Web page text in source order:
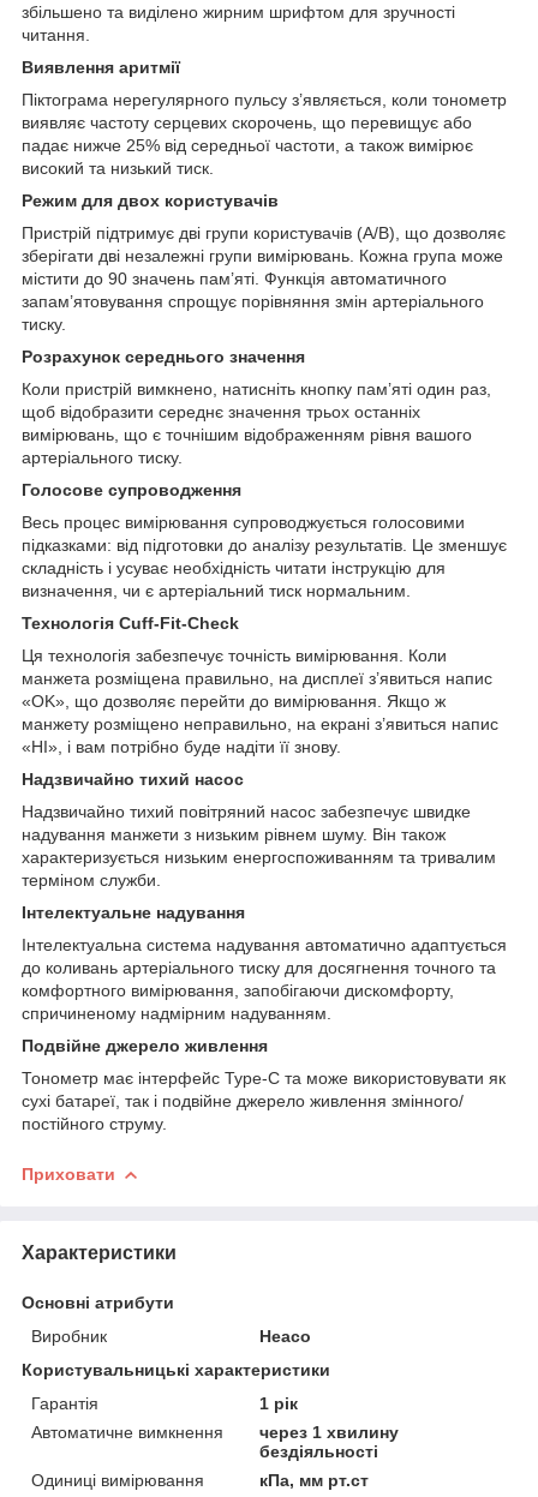
збільшено та виділено жирним шрифтом для зручності
читання.
Виявлення аритмії
Піктограма нерегулярного пульсу з’являється, коли тонометр
виявляє частоту серцевих скорочень, що перевищує або
падає нижче 25% від середньої частоти, а також вимірює
високий та низький тиск.
Режим для двох користувачів
Пристрій підтримує дві групи користувачів (A/B), що дозволяє
зберігати дві незалежні групи вимірювань. Кожна група може
містити до 90 значень пам’яті. Функція автоматичного
запам’ятовування спрощує порівняння змін артеріального
тиску.
Розрахунок середнього значення
Коли пристрій вимкнено, натисніть кнопку пам’яті один раз,
щоб відобразити середнє значення трьох останніх
вимірювань, що є точнішим відображенням рівня вашого
артеріального тиску.
Голосове супроводження
Весь процес вимірювання супроводжується голосовими
підказками: від підготовки до аналізу результатів. Це зменшує
складність і усуває необхідність читати інструкцію для
визначення, чи є артеріальний тиск нормальним.
Технологія Cuff-Fit-Check
Ця технологія забезпечує точність вимірювання. Коли
манжета розміщена правильно, на дисплеї з’явиться напис
«OK», що дозволяє перейти до вимірювання. Якщо ж
манжету розміщено неправильно, на екрані з’явиться напис
«НІ», і вам потрібно буде надіти її знову.
Надзвичайно тихий насос
Надзвичайно тихий повітряний насос забезпечує швидке
надування манжети з низьким рівнем шуму. Він також
характеризується низьким енергоспоживанням та тривалим
терміном служби.
Інтелектуальне надування
Інтелектуальна система надування автоматично адаптується
до коливань артеріального тиску для досягнення точного та
комфортного вимірювання, запобігаючи дискомфорту,
спричиненому надмірним надуванням.
Подвійне джерело живлення
Тонометр має інтерфейс Type-C та може використовувати як
сухі батареї, так і подвійне джерело живлення змінного/
постійного струму.
Приховати
Характеристики
Основні атрибути
Виробник
Heaco
Користувальницькі характеристики
Гарантія
1 рік
Автоматичне вимкнення
через 1 хвилину
бездіяльності
Одиниці вимірювання
кПа, мм рт.ст